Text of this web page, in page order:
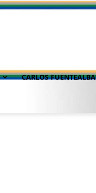
CARLOS FUENTEALBA